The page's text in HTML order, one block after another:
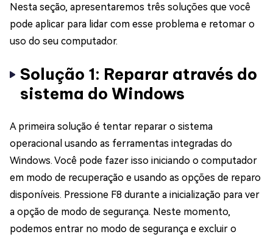
Nesta seção, apresentaremos três soluções que você
pode aplicar para lidar com esse problema e retomar o
uso do seu computador.
Solução 1: Reparar através do
sistema do Windows
A primeira solução é tentar reparar o sistema
operacional usando as ferramentas integradas do
Windows. Você pode fazer isso iniciando o computador
em modo de recuperação e usando as opções de reparo
disponíveis. Pressione F8 durante a inicialização para ver
a opção de modo de segurança. Neste momento,
podemos entrar no modo de segurança e excluir o